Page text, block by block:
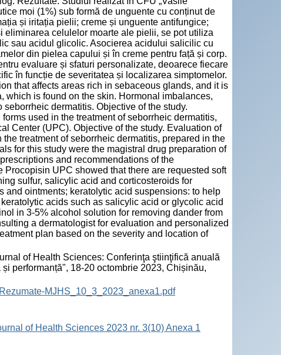
moi (1%) sub formă de unguente cu conținut de
și iritația pielii; creme și unguente antifungice;
celulelor moarte ale pielii, se pot utiliza
sau acidul glicolic. Asocierea acidului salicilic cu
din pielea capului și în creme pentru față și corp.
evaluare și sfaturi personalizate, deoarece fiecare
în funcție de severitatea și localizarea simptomelor.
that affects areas rich in sebaceous glands, and it is
which is found on the skin. Hormonal imbalances,
dermatitis. Objective of the study.
used in the treatment of seborrheic dermatitis,
Center (UPC). Objective of the study. Evaluation of
treatment of seborrheic dermatitis, prepared in the
for this study were the magistral drug preparation of
and recommendations of the
UPC showed that there are requested soft
sulfur, salicylic acid and corticosteroids for
ointments; keratolytic acid suspensions: to help
acids such as salicylic acid or glycolic acid
in 3-5% alcohol solution for removing dander from
a dermatologist for evaluation and personalized
plan based on the severity and location of
of Health Sciences: Conferinţa ştiinţifică anuală
performanță", 18-20 octombrie 2023, Chișinău,
MJHS_10_3_2023_anexa1.pdf
of Health Sciences 2023 nr. 3(10) Anexa 1